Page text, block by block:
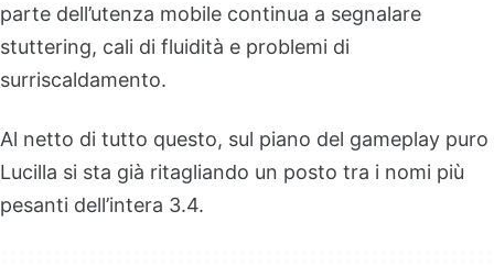
parte dell’utenza mobile continua a segnalare
stuttering, cali di fluidità e problemi di
surriscaldamento.
Al netto di tutto questo, sul piano del gameplay puro
Lucilla si sta già ritagliando un posto tra i nomi più
pesanti dell’intera 3.4.